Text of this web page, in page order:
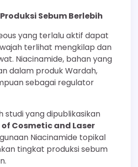
Sebum Berlebih
yang terlalu aktif dapat
terlihat mengkilap dan
Niacinamide, bahan yang
dalam produk Wardah,
sebagai regulator
studi yang dipublikasikan
Cosmetic and Laser
Niacinamide topikal
tingkat produksi sebum